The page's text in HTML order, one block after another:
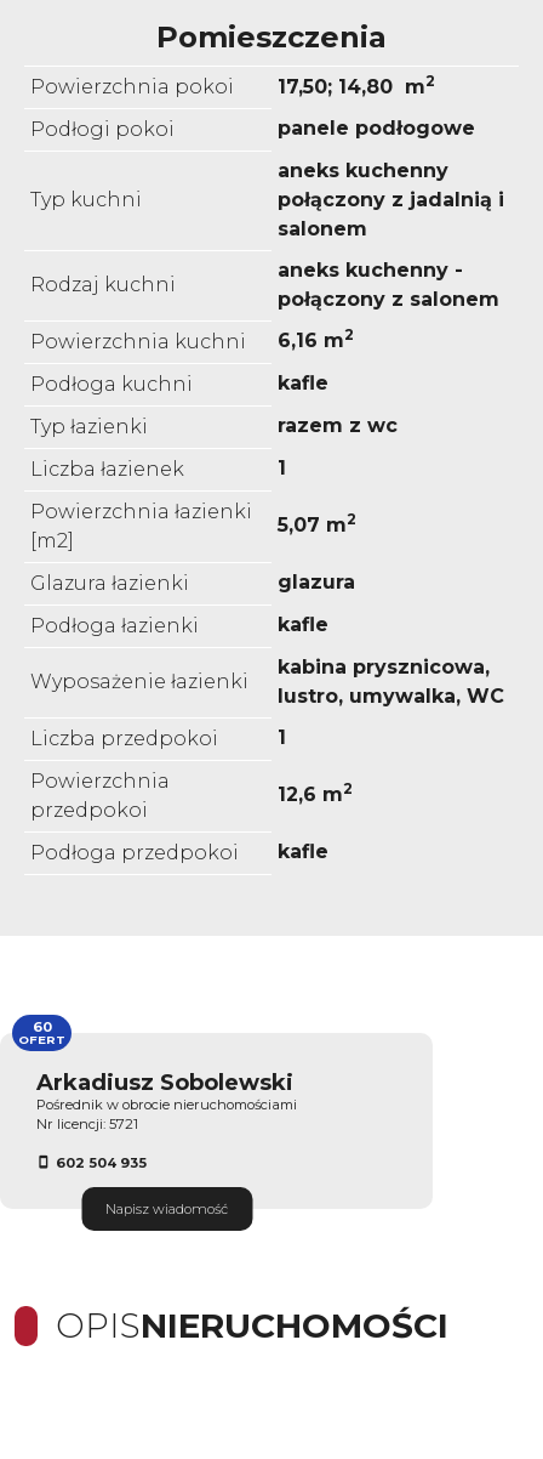
Pomieszczenia
Powierzchnia pokoi 17,50; 14,80 m2
Podłogi pokoi panele podłogowe
Typ kuchni
aneks kuchenny
połączony z jadalnią i
salonem
Rodzaj kuchni
aneks kuchenny -
połączony z salonem
Powierzchnia kuchni
6,16 m2
Podłoga kuchni
kafle
Typ łazienki
razem z wc
Liczba łazienek
1
Powierzchnia łazienki
[m2]
5,07 m2
Glazura łazienki
glazura
Podłoga łazienki
kafle
Wyposażenie łazienki
kabina prysznicowa,
lustro, umywalka, WC
Liczba przedpokoi
1
Powierzchnia
przedpokoi
12,6 m2
Podłoga przedpokoi kafle
Arkadiusz Sobolewski
Pośrednik w obrocie nieruchomościami
Nr licencji: 5721
602 504 935
Napisz wiadomość
60
OFERT
OPISNIERUCHOMOŚCI